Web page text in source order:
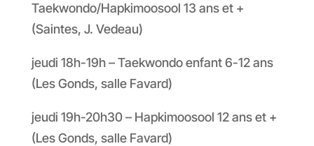
Taekwondo/Hapkimoosool 13 ans et +
(Saintes, J. Vedeau)
jeudi 18h-19h – Taekwondo enfant 6-12 ans
(Les Gonds, salle Favard)
jeudi 19h-20h30 – Hapkimoosool 12 ans et +
(Les Gonds, salle Favard)